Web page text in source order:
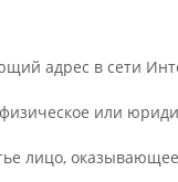
адрес в сети
или
лицо,